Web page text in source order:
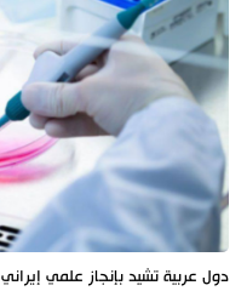
دول عربية تشيد بإنجاز علمي إيراني